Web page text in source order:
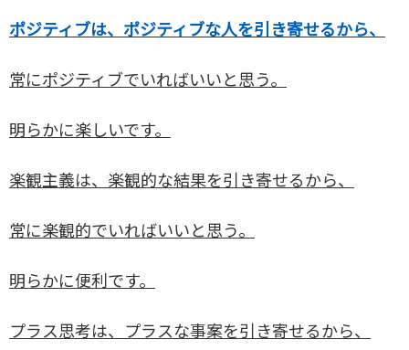
ポジティブは、ポジティブな人を引き寄せるから、
常にポジティブでいればいいと思う。
明らかに楽しいです。
楽観主義は、楽観的な結果を引き寄せるから、
常に楽観的でいればいいと思う。
明らかに便利です。
プラス思考は、プラスな事案を引き寄せるから、